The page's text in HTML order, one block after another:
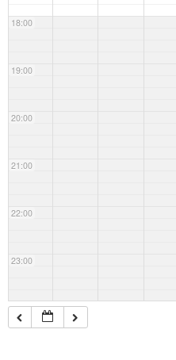
18:00
19:00
20:00
21:00
22:00
23:00